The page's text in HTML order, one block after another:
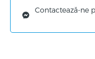
Contactează-ne